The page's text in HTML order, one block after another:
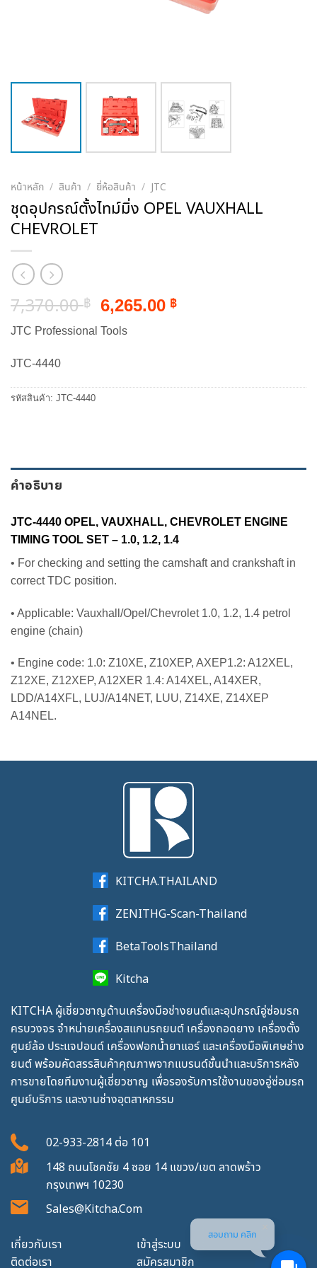
หน้าหลัก / สินค้า / ยี่ห้อสินค้า / JTC
ชุดอุปกรณ์ตั้งไทม์มิ่ง OPEL VAUXHALL
CHEVROLET
7,370.00฿ Original
price
was:
6,265.00 ฿Current
JTC Professional Tools
JTC-4440
รหัสสินค้า: JTC-4440
คำอธิบาย
JTC-4440 OPEL, VAUXHALL, CHEVROLET ENGINE
TIMING TOOL SET – 1.0, 1.2, 1.4
• For checking and setting the camshaft and crankshaft in
correct TDC position.
• Applicable: Vauxhall/Opel/Chevrolet 1.0, 1.2, 1.4 petrol
engine (chain)
• Engine code: 1.0: Z10XE, Z10XEP, AXEP1.2: A12XEL,
Z12XE, Z12XEP, A12XER 1.4: A14XEL, A14XER,
LDD/A14XFL, LUJ/A14NET, LUU, Z14XE, Z14XEP
A14NEL.
KITCHA.THAILAND
ZENITHG-Scan-Thailand
BetaToolsThailand
Kitcha
KITCHA ผู้เชี่ยวชาญด้านเครื่องมือช่างยนต์และอุปกรณ์อู่ซ่อมรถ
ครบวงจร จำหน่ายเครื่องสแกนรถยนต์ เครื่องถอดยาง เครื่องตั้ง
ศูนย์ล้อ ประแจปอนด์ เครื่องฟอกน้ำยาแอร์ และเครื่องมือพิเศษช่าง
ยนต์ พร้อมคัดสรรสินค้าคุณภาพจากแบรนด์ชั้นนำและบริการหลัง
การขายโดยทีมงานผู้เชี่ยวชาญ เพื่อรองรับการใช้งานของอู่ซ่อมรถ
ศูนย์บริการ และงานช่างอุตสาหกรรม
02-933-2814 ต่อ 101
148 ถนนโชคชัย 4 ซอย 14 แขวง/เขต ลาดพร้าว
กรุงเทพฯ 10230
Sales@kitcha.com
เกี่ยวกับเรา
ติดต่อเรา
เข้าสู่ระบบ
สมัครสมาชิก
สอบถาม คลิก